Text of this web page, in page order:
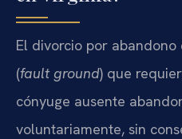
El divorcio por
(fault ground) que
cónyuge ausente
voluntariamente, sin